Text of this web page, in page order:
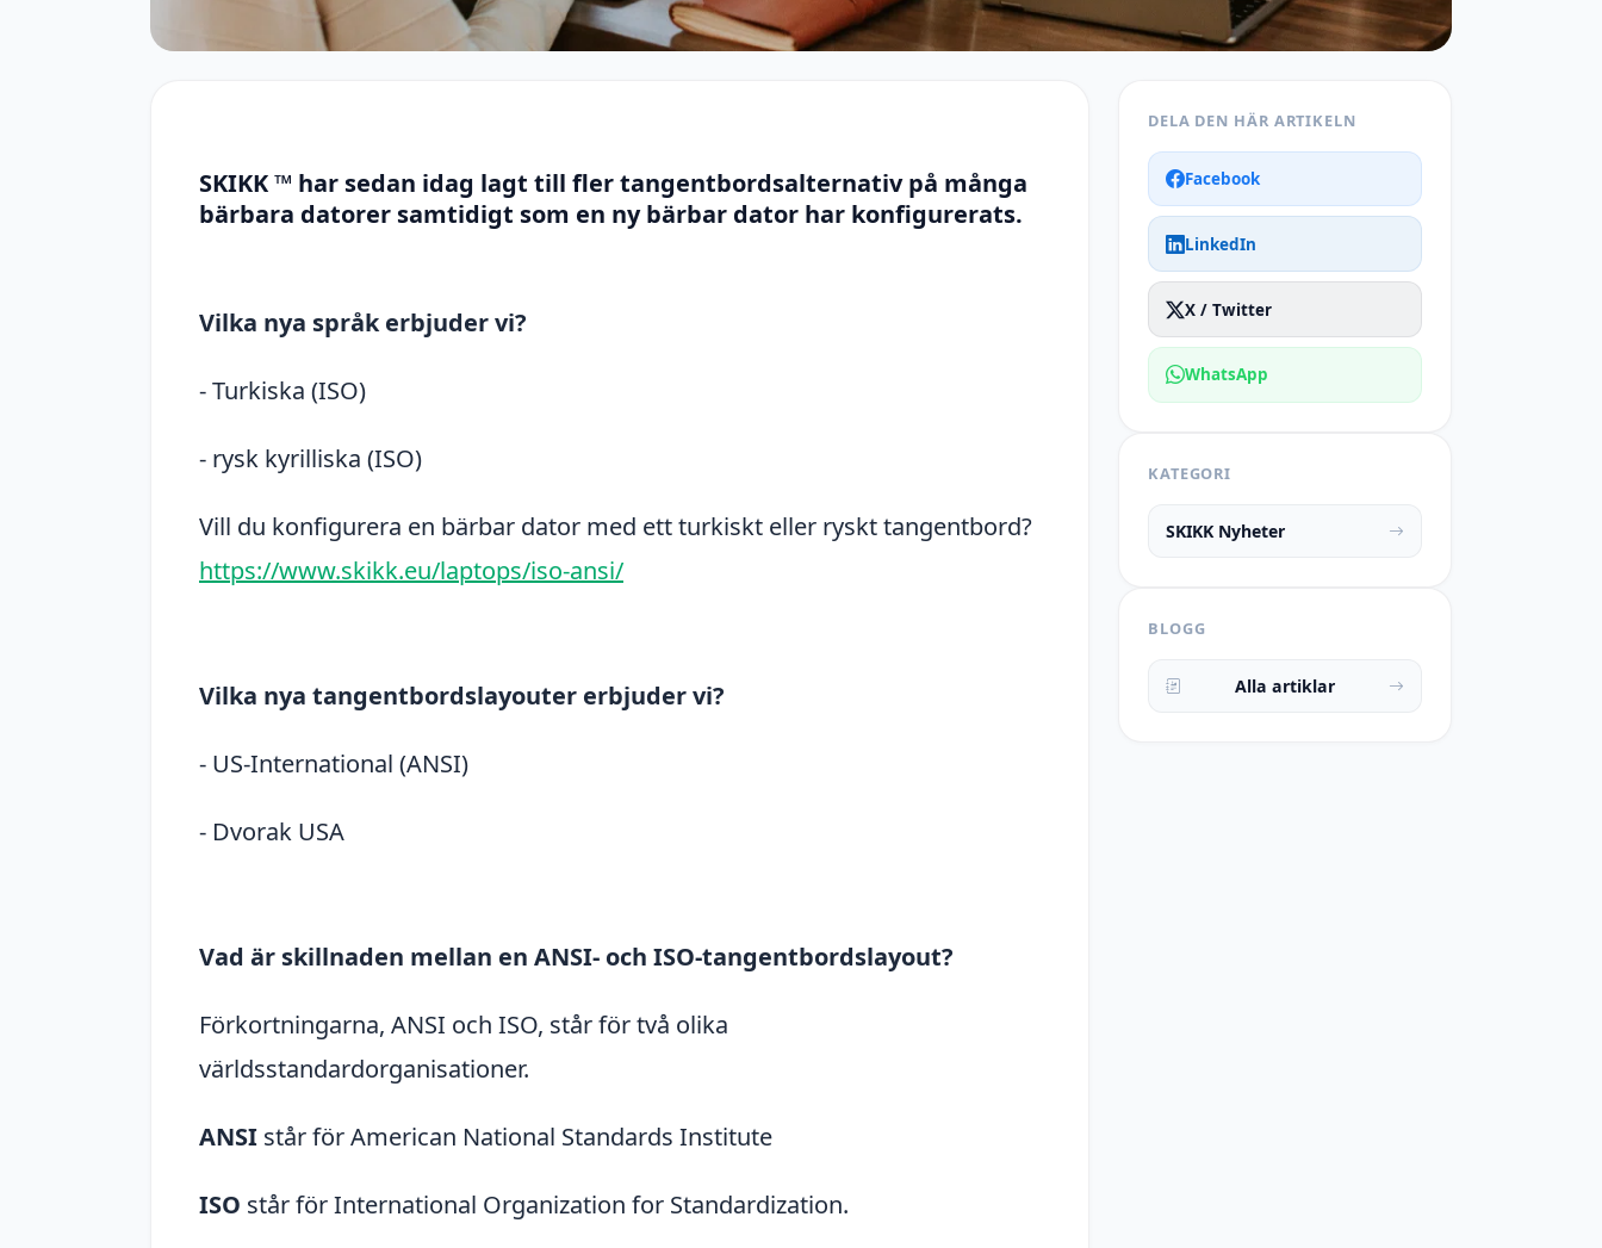
SKIKK ™ har sedan idag lagt till fler tangentbordsalternativ på många
bärbara datorer samtidigt som en ny bärbar dator har konfigurerats.
Vilka nya språk erbjuder vi?
- Turkiska (ISO)
- rysk kyrilliska (ISO)
Vill du konfigurera en bärbar dator med ett turkiskt eller ryskt tangentbord?
https://www.skikk.eu/laptops/iso-ansi/
Vilka nya tangentbordslayouter erbjuder vi?
- US-International (ANSI)
- Dvorak USA
Vad är skillnaden mellan en ANSI- och ISO-tangentbordslayout?
Förkortningarna, ANSI och ISO, står för två olika
världsstandardorganisationer.
ANSI står för American National Standards Institute
ISO står för International Organization for Standardization.
DELA DEN HÄR ARTIKELN
Facebook
LinkedIn
X / Twitter
WhatsApp
KATEGORI
SKIKK Nyheter
BLOGG
Alla artiklar